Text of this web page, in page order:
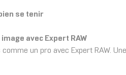
bien se tenir
avec Expert RAW
un pro avec Expert RAW.